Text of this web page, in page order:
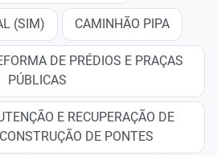
(SIM) CAMINHÃO PIPA
DE PRÉDIOS E PRAÇAS
PÚBLICAS
E RECUPERAÇÃO DE
DE PONTES